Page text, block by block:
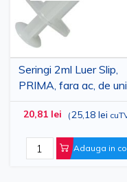
Seringi 2ml Luer Slip,
PRIMA, fara ac, de
folosinta, 100 bucati
20,81 lei (25,18 lei
Adauga in